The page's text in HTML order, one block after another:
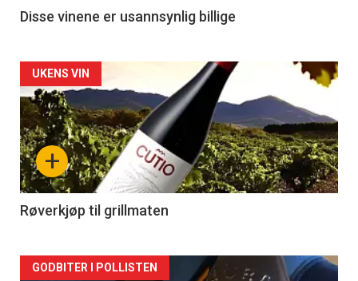
Disse vinene er usannsynlig billige
Forsiden
akkurat
nå
-
2
+
UKENS VIN
Røverkjøp til grillmaten
Forsiden
GODBITER I POLLISTEN